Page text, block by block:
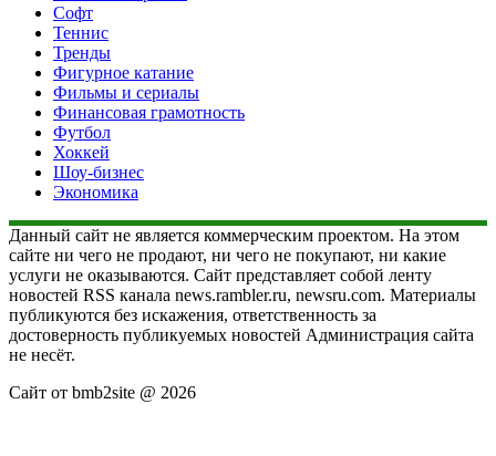
Софт
Теннис
Тренды
Фигурное катание
Фильмы и сериалы
Финансовая грамотность
Футбол
Хоккей
Шоу-бизнес
Экономика
Данный сайт не является коммерческим проектом. На этом
сайте ни чего не продают, ни чего не покупают, ни какие
услуги не оказываются. Сайт представляет собой ленту
новостей RSS канала news.rambler.ru, newsru.com. Материалы
публикуются без искажения, ответственность за
достоверность публикуемых новостей Администрация сайта
не несёт.
Сайт от bmb2site @ 2026